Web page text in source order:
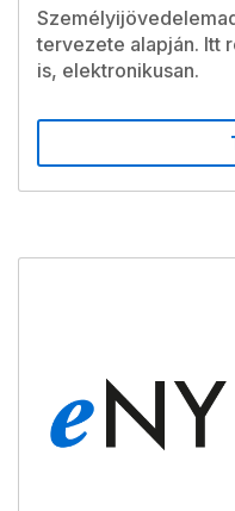
tervezete alapján. Itt
is, elektronikusan.